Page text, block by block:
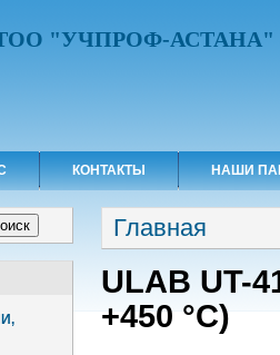
"УЧПРОФ-АСТАНА"
КОНТАКТЫ НАШИ
Вы здесь
Главная
ULAB UT-
+450 °C)